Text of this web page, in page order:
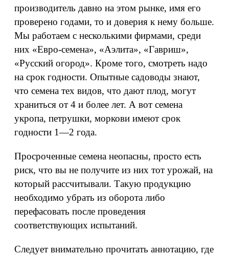
производитель давно на этом рынке, имя его
проверено годами, то и доверия к нему больше.
Мы работаем с несколькими фирмами, среди
них «Евро-семена», «Аэлита», «Гавриш»,
«Русский огород». Кроме того, смотреть надо
на срок годности. Опытные садоводы знают,
что семена тех видов, что дают плод, могут
храниться от 4 и более лет. А вот семена
укропа, петрушки, моркови имеют срок
годности 1—2 года.
Просроченные семена неопасны, просто есть
риск, что вы не получите из них тот урожай, на
который рассчитывали. Такую продукцию
необходимо убрать из оборота либо
перефасовать после проведения
соответствующих испытаний.
Следует внимательно прочитать аннотацию, где